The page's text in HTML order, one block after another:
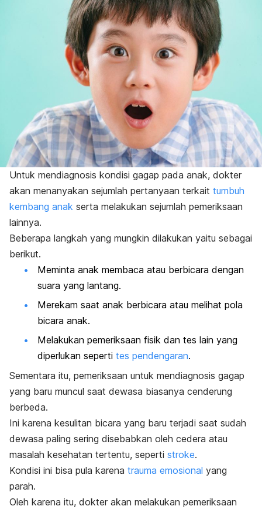
Untuk mendiagnosis kondisi gagap pada anak, dokter
akan menanyakan sejumlah pertanyaan terkait tumbuh
kembang anak serta melakukan sejumlah pemeriksaan
lainnya.
Beberapa langkah yang mungkin dilakukan yaitu sebagai
berikut.
Meminta anak membaca atau berbicara dengan
suara yang lantang.
Merekam saat anak berbicara atau melihat pola
bicara anak.
Melakukan pemeriksaan fisik dan tes lain yang
diperlukan seperti tes pendengaran.
Sementara itu, pemeriksaan untuk mendiagnosis gagap
yang baru muncul saat dewasa biasanya cenderung
berbeda.
Ini karena kesulitan bicara yang baru terjadi saat sudah
dewasa paling sering disebabkan oleh cedera atau
masalah kesehatan tertentu, seperti stroke.
Kondisi ini bisa pula karena trauma emosional yang
parah.
Oleh karena itu, dokter akan melakukan pemeriksaan